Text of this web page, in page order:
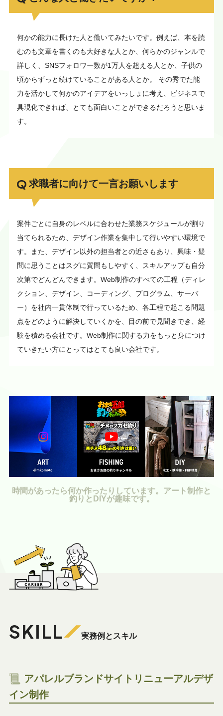
何かの能力に長けた人と働いてみたいです。例えば、本を読
むのも文章を書くのも大好きな人とか、何らかのジャンルで
詳しく、SNSフォロワー数が1万人を超える人とか、子供の
頃からずっと続けていることがある人とか。 その秀でた能
力を活かして何かのアイデアをいっしょに考え、ビジネスで
具現化できれば、とても面白いことができるだろうと思いま
す。
求職者に向けて一言お願いします
案件ごとに自身のレベルに合わせた業務スケジュールが割り
当てられるため、デザイン作業を集中して行いやすい環境で
す。また、デザイン以外の担当者との近さもあり、興味・疑
問に思うことはスグに質問もしやすく、スキルアップも自分
次第でどんどんできます。Web制作のすべての工程（ディレ
クション、デザイン、コーディング、プログラム、サーバ
ー）を社内一貫体制で行っているため、各工程で起こる問題
点をどのように解決していくかを、目の前で見聞きでき、経
験を積める会社です。Web制作に関する力をもっと身につけ
ていきたい方にとってはとても良い会社です。
時間があったら何か作ったりしています。アート制作と
釣りとDIYが趣味です。
SKILL 実務例とスキル
アパレルブランドサイトリニューアルデザ
イン制作